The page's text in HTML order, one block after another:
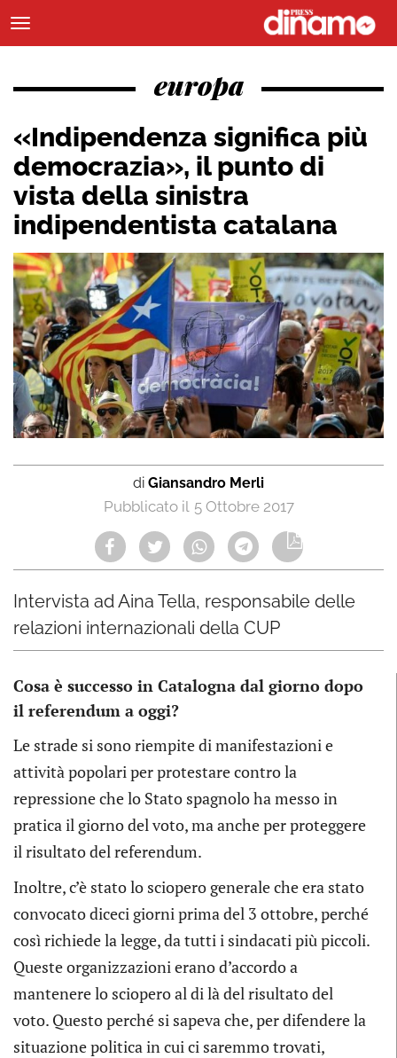
europa
«Indipendenza significa più
democrazia», il punto di
vista della sinistra
indipendentista catalana
di Giansandro Merli
5 Ottobre 2017
Intervista ad Aina Tella, responsabile delle
relazioni internazionali della CUP
Cosa è successo in Catalogna dal giorno dopo
il referendum a oggi?
Le strade si sono riempite di manifestazioni e
attività popolari per protestare contro la
repressione che lo Stato spagnolo ha messo in
pratica il giorno del voto, ma anche per proteggere
il risultato del referendum.
Inoltre, c’è stato lo sciopero generale che era stato
convocato diceci giorni prima del 3 ottobre, perché
così richiede la legge, da tutti i sindacati più piccoli.
Queste organizzazioni erano d’accordo a
mantenere lo sciopero al di là del risultato del
voto. Questo perché si sapeva che, per difendere la
situazione politica in cui ci saremmo trovati,